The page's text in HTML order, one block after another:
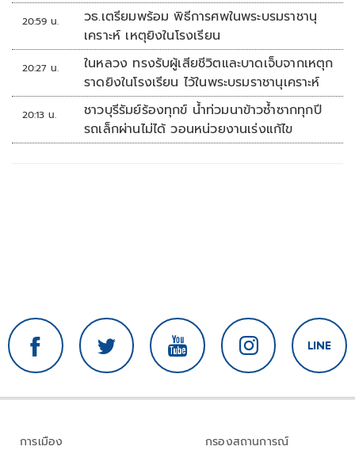
20:59 น.
วธ.เตรียมพร้อม พิธีการศพในพระบรมราชานุ
เคราะห์ เหตุยิงในโรงเรียน
20:27 น.
ในหลวง ทรงรับผู้เสียชีวิตและบาดเจ็บจากเหตุก
ราดยิงในโรงเรียน ไว้ในพระบรมราชานุเคราะห์
20:13 น.
ชาวบุรีรัมย์ร้องทุกข์ น้ำท่วมนาข้าวซ้ำซากทุกปี
รถเล็กผ่านไม่ได้ วอนหน่วยงานเร่งแก้ไข
การเมือง
กรองสถานการณ์